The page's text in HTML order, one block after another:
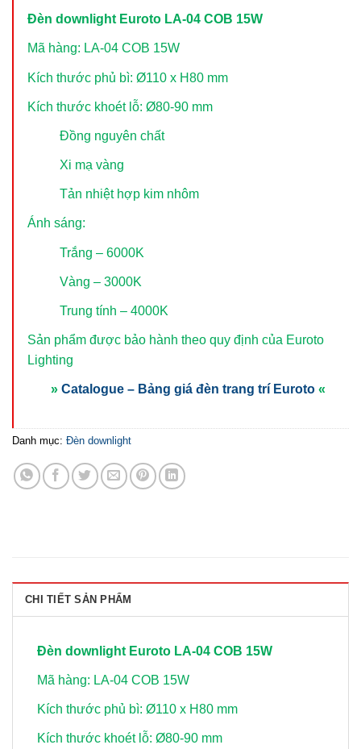
Đèn downlight Euroto LA-04 COB 15W
Mã hàng: LA-04 COB 15W
Kích thước phủ bì: Ø110 x H80 mm
Kích thước khoét lỗ: Ø80-90 mm
Đồng nguyên chất
Xi mạ vàng
Tản nhiệt hợp kim nhôm
Ánh sáng:
Trắng – 6000K
Vàng – 3000K
Trung tính – 4000K
Sản phẩm được bảo hành theo quy định của Euroto
Lighting
» Catalogue – Bảng giá đèn trang trí Euroto «
Danh mục: Đèn downlight
CHI TIẾT SẢN PHẨM
Đèn downlight Euroto LA-04 COB 15W
Mã hàng: LA-04 COB 15W
Kích thước phủ bì: Ø110 x H80 mm
Kích thước khoét lỗ: Ø80-90 mm